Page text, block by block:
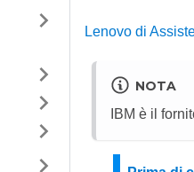
Lenovo di
NOTA
IBM è il